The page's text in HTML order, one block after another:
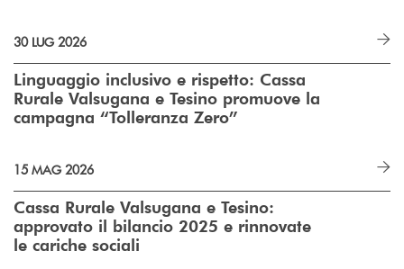
30 LUG 2026
Linguaggio inclusivo e rispetto: Cassa
Rurale Valsugana e Tesino promuove la
campagna “Tolleranza Zero”
15 MAG 2026
Cassa Rurale Valsugana e Tesino:
approvato il bilancio 2025 e rinnovate
le cariche sociali